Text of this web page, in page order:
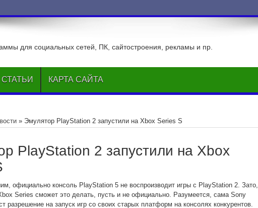
ВКонтакте
для социальных сетей, ПК, сайтостроения, рекламы и пр.
СТАТЬИ КАРТА САЙТА
» Эмулятор PlayStation 2 запустили на Xbox Series S
PlayStation 2 запустили на Xbox
официально консоль PlayStation 5 не воспроизводит игры с PlayStation 2. Зато,
Series сможет это делать, пусть и не официально. Разумеется, сама Sony
разрешение на запуск игр со своих старых платформ на консолях конкурентов.